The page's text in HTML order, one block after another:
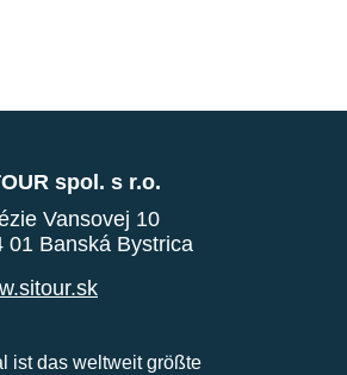
spol. s r.o.
Vansovej 10
01 Banská Bystrica
ist das weltweit größte